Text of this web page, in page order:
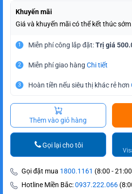
Khuyến mãi
Giá và khuyến mãi có thể kết thúc
1 Miễn phí công lắp đặt:Trị giá
2 Miễn phí giao hàng Chi tiết
3 Hoàn tiền nếu siêu thị khác rẻ hơn
Thêm vào giỏ hàng
Gọi lại cho tôi
Gọi đặt mua 1800.1161 (8:00 -
Hotline Miền Bắc:0937.222.066